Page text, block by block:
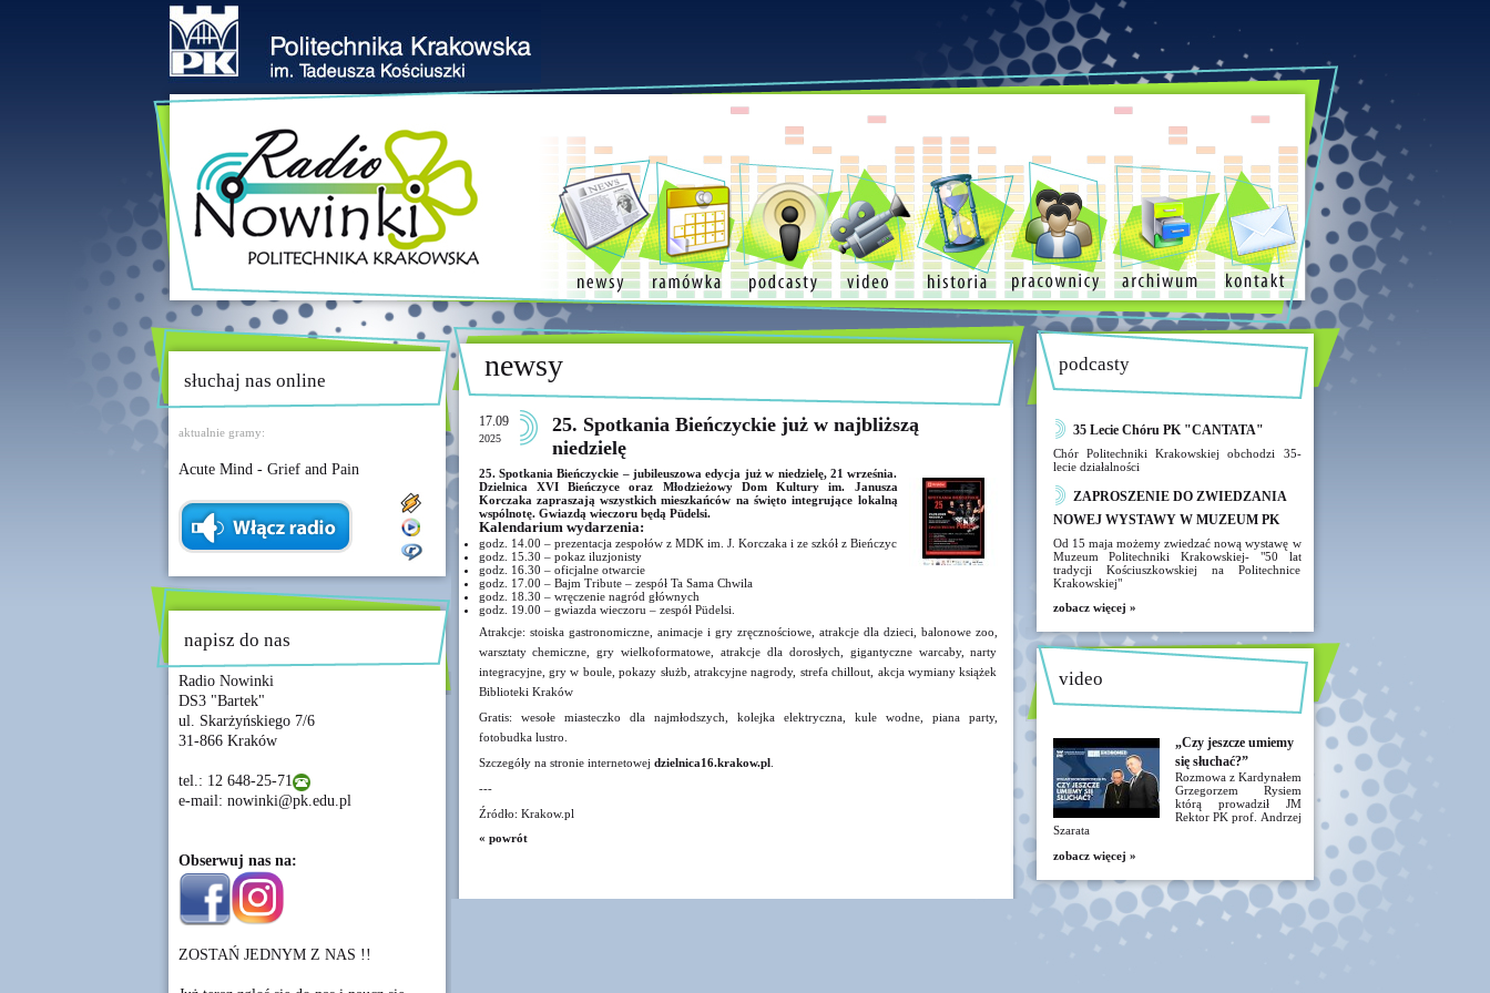
słuchaj nas online
aktualnie gramy:
Acute Mind - Grief and Pain
napisz do nas
Radio Nowinki
DS3 "Bartek"
ul. Skarżyńskiego 7/6
31-866 Kraków
tel.: 12 648-25-71
e-mail: nowinki@pk.edu.pl
Obserwuj nas na:
ZOSTAŃ JEDNYM Z NAS !!
newsy
17.09
2025
25. Spotkania Bieńczyckie już w najbliższą
niedzielę
25. Spotkania Bieńczyckie – jubileuszowa edycja już w niedzielę, 21 września.
Dzielnica XVI Bieńczyce oraz Młodzieżowy Dom Kultury im. Janusza
Korczaka zapraszają wszystkich mieszkańców na święto integrujące lokalną
wspólnotę. Gwiazdą wieczoru będą Püdelsi.
Kalendarium wydarzenia:
godz. 14.00 – prezentacja zespołów z MDK im. J. Korczaka i ze szkół z Bieńczyc
godz. 15.30 – pokaz iluzjonisty
godz. 16.30 – oficjalne otwarcie
godz. 17.00 – Bajm Tribute – zespół Ta Sama Chwila
godz. 18.30 – wręczenie nagród głównych
godz. 19.00 – gwiazda wieczoru – zespół Püdelsi.
Atrakcje: stoiska gastronomiczne, animacje i gry zręcznościowe, atrakcje dla dzieci, balonowe zoo,
warsztaty chemiczne, gry wielkoformatowe, atrakcje dla dorosłych, gigantyczne warcaby, narty
integracyjne, gry w boule, pokazy służb, atrakcyjne nagrody, strefa chillout, akcja wymiany książek
Biblioteki Kraków
Gratis: wesołe miasteczko dla najmłodszych, kolejka elektryczna, kule wodne, piana party,
fotobudka lustro.
Szczegóły na stronie internetowej dzielnica16.krakow.pl.
---
Źródło: Krakow.pl
« powrót
podcasty
35 Lecie Chóru PK "CANTATA"
Chór Politechniki Krakowskiej obchodzi 35-
lecie działalności
ZAPROSZENIE DO ZWIEDZANIA
NOWEJ WYSTAWY W MUZEUM PK
Od 15 maja możemy zwiedzać nową wystawę w
Muzeum Politechniki Krakowskiej- "50 lat
tradycji Kościuszkowskiej na Politechnice
Krakowskiej"
zobacz więcej »
video
„Czy jeszcze umiemy
się słuchać?”
Rozmowa z Kardynałem
Grzegorzem Rysiem
którą prowadził JM
Rektor PK prof. Andrzej
Szarata
zobacz więcej »